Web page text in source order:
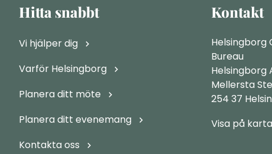
Hitta snabbt
Vi hjälper dig
Varför Helsingborg
Planera ditt möte
Planera ditt evenemang
Kontakta oss
Kontakt
Helsingborg
Bureau
Helsingborg
Mellersta
254 37
Visa på karta